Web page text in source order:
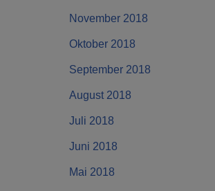
November 2018
Oktober 2018
September 2018
August 2018
Juli 2018
Juni 2018
Mai 2018